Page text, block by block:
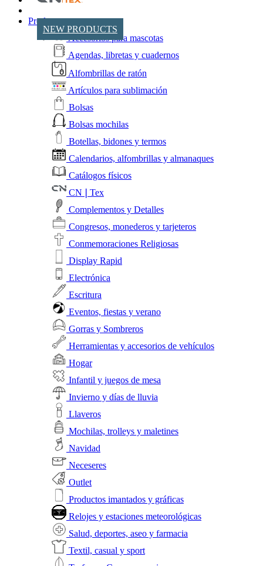
NEW PRODUCTS
Productos
Accesorios para mascotas
Agendas, libretas y cuadernos
Alfombrillas de ratón
Artículos para sublimación
Bolsas
Bolsas mochilas
Botellas, bidones y termos
Calendarios, alfombrillas y almanaques
Catálogos físicos
CN❘Tex
Complementos y Detalles
Congresos, monederos y tarjeteros
Conmemoraciones Religiosas
Display Rapid
Electrónica
Escritura
Eventos, fiestas y verano
Gorras y Sombreros
Herramientas y accesorios de vehículos
Hogar
Infantil y juegos de mesa
Invierno y días de lluvia
Llaveros
Mochilas, trolleys y maletines
Navidad
Neceseres
Outlet
Productos imantados y gráficas
Relojes y estaciones meteorológicas
Salud, deportes, aseo y farmacia
Textil, casual y sport